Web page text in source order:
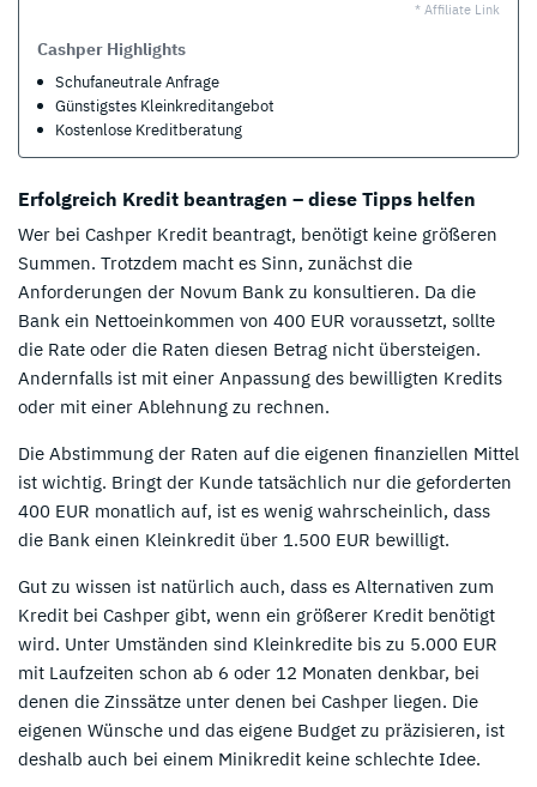
* Affiliate Link
Cashper Highlights
Schufaneutrale Anfrage
Günstigstes Kleinkreditangebot
Kostenlose Kreditberatung
Erfolgreich Kredit beantragen – diese Tipps helfen
Wer bei Cashper Kredit beantragt, benötigt keine größeren
Summen. Trotzdem macht es Sinn, zunächst die
Anforderungen der Novum Bank zu konsultieren. Da die
Bank ein Nettoeinkommen von 400 EUR voraussetzt, sollte
die Rate oder die Raten diesen Betrag nicht übersteigen.
Andernfalls ist mit einer Anpassung des bewilligten Kredits
oder mit einer Ablehnung zu rechnen.
Die Abstimmung der Raten auf die eigenen finanziellen Mittel
ist wichtig. Bringt der Kunde tatsächlich nur die geforderten
400 EUR monatlich auf, ist es wenig wahrscheinlich, dass
die Bank einen Kleinkredit über 1.500 EUR bewilligt.
Gut zu wissen ist natürlich auch, dass es Alternativen zum
Kredit bei Cashper gibt, wenn ein größerer Kredit benötigt
wird. Unter Umständen sind Kleinkredite bis zu 5.000 EUR
mit Laufzeiten schon ab 6 oder 12 Monaten denkbar, bei
denen die Zinssätze unter denen bei Cashper liegen. Die
eigenen Wünsche und das eigene Budget zu präzisieren, ist
deshalb auch bei einem Minikredit keine schlechte Idee.